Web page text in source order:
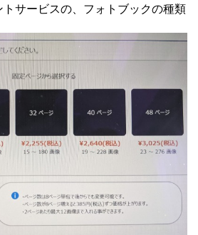
トサービスの、フォトブックの種類